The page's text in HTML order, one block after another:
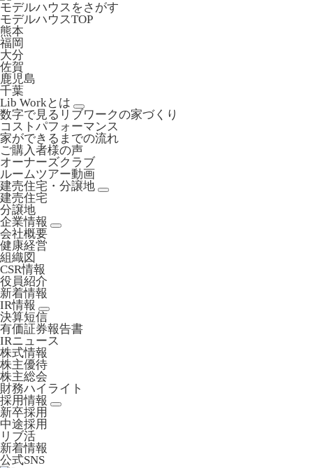
モデルハウスをさがす
モデルハウスTOP
熊本
福岡
大分
佐賀
鹿児島
千葉
Lib Workとは
数字で見るリブワークの家づくり
コストパフォーマンス
家ができるまでの流れ
ご購入者様の声
オーナーズクラブ
ルームツアー動画
建売住宅・分譲地
建売住宅
分譲地
企業情報
会社概要
健康経営
組織図
CSR情報
役員紹介
新着情報
IR情報
決算短信
有価証券報告書
IRニュース
株式情報
株主優待
株主総会
財務ハイライト
採用情報
新卒採用
中途採用
リブ活
新着情報
公式SNS